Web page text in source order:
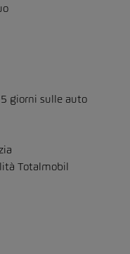
giorni sulle auto
Totalmobil